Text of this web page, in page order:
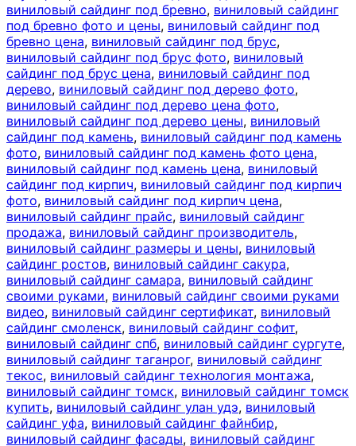
виниловый сайдинг под бревно, виниловый сайдинг
под бревно фото и цены, виниловый сайдинг под
бревно цена, виниловый сайдинг под брус,
виниловый сайдинг под брус фото, виниловый
сайдинг под брус цена, виниловый сайдинг под
дерево, виниловый сайдинг под дерево фото,
виниловый сайдинг под дерево цена фото,
виниловый сайдинг под дерево цены, виниловый
сайдинг под камень, виниловый сайдинг под камень
фото, виниловый сайдинг под камень фото цена,
виниловый сайдинг под камень цена, виниловый
сайдинг под кирпич, виниловый сайдинг под кирпич
фото, виниловый сайдинг под кирпич цена,
виниловый сайдинг прайс, виниловый сайдинг
продажа, виниловый сайдинг производитель,
виниловый сайдинг размеры и цены, виниловый
сайдинг ростов, виниловый сайдинг сакура,
виниловый сайдинг самара, виниловый сайдинг
своими руками, виниловый сайдинг своими руками
видео, виниловый сайдинг сертификат, виниловый
сайдинг смоленск, виниловый сайдинг софит,
виниловый сайдинг спб, виниловый сайдинг сургуте,
виниловый сайдинг таганрог, виниловый сайдинг
текос, виниловый сайдинг технология монтажа,
виниловый сайдинг томск, виниловый сайдинг томск
купить, виниловый сайдинг улан удэ, виниловый
сайдинг уфа, виниловый сайдинг файнбир,
виниловый сайдинг фасады, виниловый сайдинг